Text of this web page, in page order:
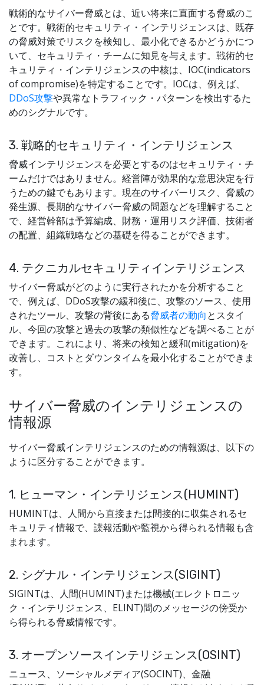
戦術的なサイバー脅威とは、近い将来に直面する脅威のこ
とです。戦術的セキュリティ・インテリジェンスは、既存
の脅威対策でリスクを検知し、最小化できるかどうかにつ
いて、セキュリティ・チームに知見を与えます。戦術的セ
キュリティ・インテリジェンスの中核は、IOC(indicators
of compromise)を特定することです。IOCは、例えば、
DDoS攻撃や異常なトラフィック・パターンを検出するた
めのシグナルです。
3. 戦略的セキュリティ・インテリジェンス
脅威インテリジェンスを必要とするのはセキュリティ・チ
ームだけではありません。経営陣が効果的な意思決定を行
うための鍵でもあります。現在のサイバーリスク、脅威の
発生源、長期的なサイバー脅威の問題などを理解すること
で、経営幹部は予算編成、財務・運用リスク評価、技術者
の配置、組織戦略などの基礎を得ることができます。
4. テクニカルセキュリティインテリジェンス
サイバー脅威がどのように実行されたかを分析すること
で、例えば、DDoS攻撃の緩和後に、攻撃のソース、使用
されたツール、攻撃の背後にある脅威者の動向とスタイ
ル、今回の攻撃と過去の攻撃の類似性などを調べることが
できます。これにより、将来の検知と緩和(mitigation)を
改善し、コストとダウンタイムを最小化することができま
す。
サイバー脅威のインテリジェンスの
情報源
サイバー脅威インテリジェンスのための情報源は、以下の
ように区分することができます。
1. ヒューマン・インテリジェンス(HUMINT)
HUMINTは、人間から直接または間接的に収集されるセ
キュリティ情報で、諜報活動や監視から得られる情報も含
まれます。
2. シグナル・インテリジェンス(SIGINT)
SIGINTは、人間(HUMINT)または機械(エレクトロニッ
ク・インテリジェンス、ELINT)間のメッセージの傍受か
ら得られる脅威情報です。
3. オープンソースインテリジェンス(OSINT)
ニュース、ソーシャルメディア(SOCINT)、金融